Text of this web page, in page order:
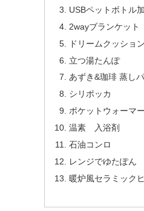
USBペットボトル
2wayブランケット
ドリームクッショ
立つ湯たんぽ
あずき&珈琲 蒸し
シリポッカ
ポケットウォー
温素 入浴剤
石油コンロ
レンジでゆたぽん
暖炉風セラミック